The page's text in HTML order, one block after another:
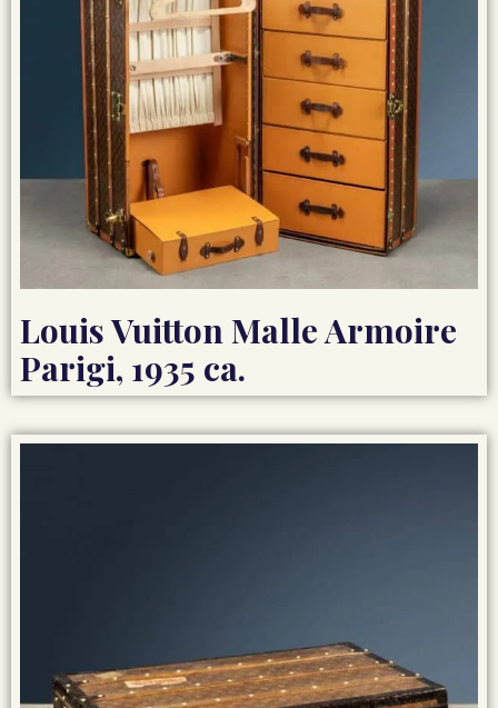
Louis Vuitton Malle Armoire
Parigi, 1935 ca.